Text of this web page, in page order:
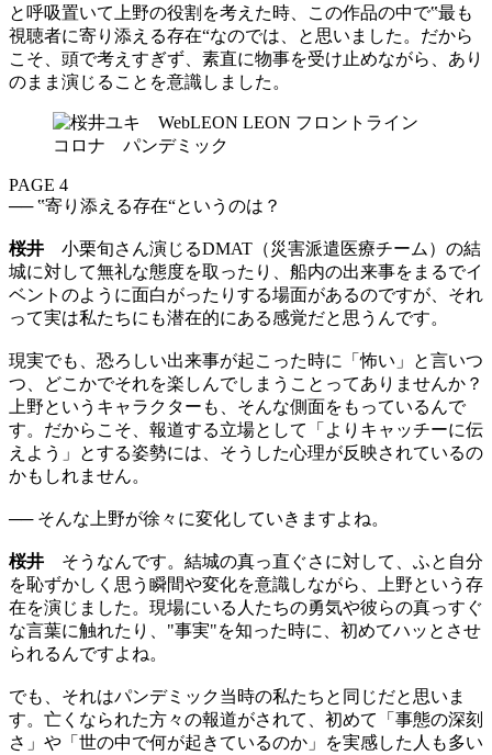
と呼吸置いて上野の役割を考えた時、この作品の中で‟最も
視聴者に寄り添える存在“なのでは、と思いました。だから
こそ、頭で考えすぎず、素直に物事を受け止めながら、あり
のまま演じることを意識しました。
PAGE 4
── ‟寄り添える存在“というのは？
桜井 小栗旬さん演じるDMAT（災害派遣医療チーム）の結
城に対して無礼な態度を取ったり、船内の出来事をまるでイ
ベントのように面白がったりする場面があるのですが、それ
って実は私たちにも潜在的にある感覚だと思うんです。
現実でも、恐ろしい出来事が起こった時に「怖い」と言いつ
つ、どこかでそれを楽しんでしまうことってありませんか？
上野というキャラクターも、そんな側面をもっているんで
す。だからこそ、報道する立場として「よりキャッチーに伝
えよう」とする姿勢には、そうした心理が反映されているの
かもしれません。
── そんな上野が徐々に変化していきますよね。
桜井 そうなんです。結城の真っ直ぐさに対して、ふと自分
を恥ずかしく思う瞬間や変化を意識しながら、上野という存
在を演じました。現場にいる人たちの勇気や彼らの真っすぐ
な言葉に触れたり、"事実"を知った時に、初めてハッとさせ
られるんですよね。
でも、それはパンデミック当時の私たちと同じだと思いま
す。亡くなられた方々の報道がされて、初めて「事態の深刻
さ」や「世の中で何が起きているのか」を実感した人も多い